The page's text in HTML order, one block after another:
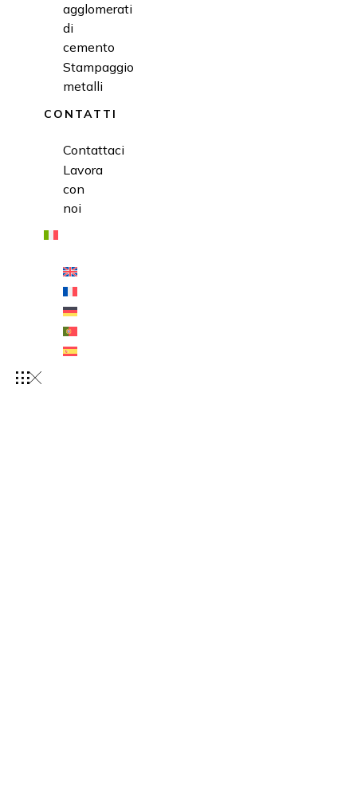
agglomerati
di
cemento
Stampaggio
metalli
CONTATTI
Contattaci
Lavora
con
noi